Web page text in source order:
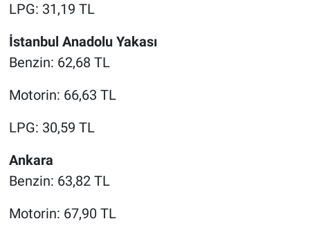
LPG: 31,19 TL
İstanbul Anadolu Yakası
Benzin: 62,68 TL
Motorin: 66,63 TL
LPG: 30,59 TL
Ankara
Benzin: 63,82 TL
Motorin: 67,90 TL